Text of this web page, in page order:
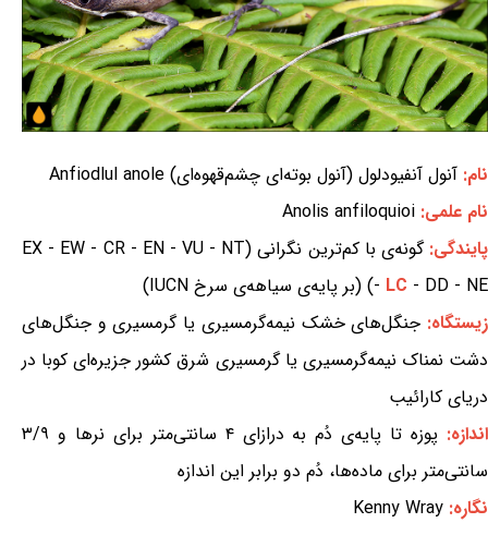
نام: آنول آنفیودلول (آنول بوته‌ای چشم‌قهوه‌ای) Anfiodlul anole
نام علمی: Anolis anfiloquioi
پایندگی:
گونه‌ی با کم‌ترین نگرانی (EX - EW - CR - EN - VU - NT
- LC - DD - NE) (بر پایه‌ی سیاهه‌ی سرخ IUCN)
زیستگاه: جنگل‌های خشک نیمه‌گرمسیری یا گرمسیری و جنگل‌های
دشت نمناک نیمه‌گرمسیری یا گرمسیری شرق کشور جزیره‌ای کوبا در
دریای کارائیب
اندازه:
پوزه تا پایه‌ی دُم به درازای ۴ سانتی‌متر برای نرها و ۳/۹
سانتی‌متر برای ماده‌ها، دُم دو برابر این اندازه
نگاره: Kenny Wray